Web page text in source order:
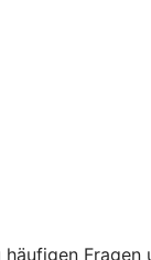
Fragen